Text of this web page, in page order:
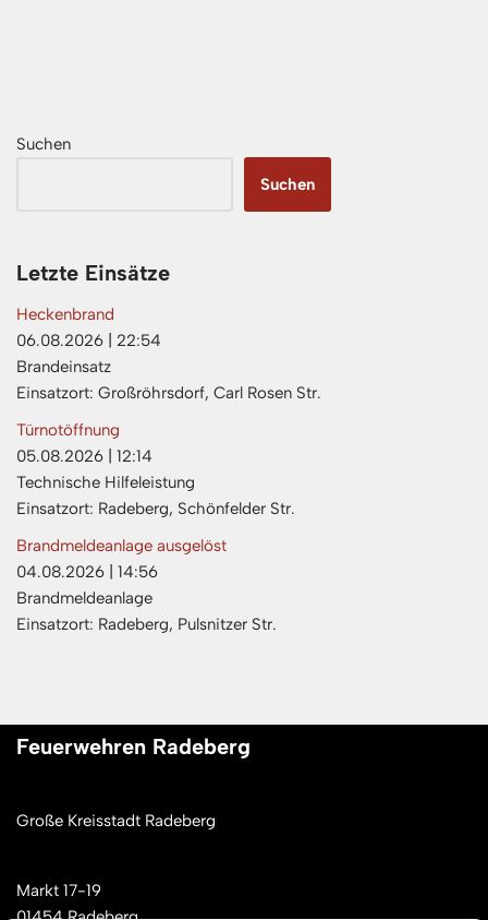
Suchen
Suchen
Letzte Einsätze
Heckenbrand
06.08.2026
22:54
Brandeinsatz
Einsatzort: Großröhrsdorf, Carl Rosen Str.
Türnotöffnung
05.08.2026
12:14
Technische Hilfeleistung
Einsatzort: Radeberg, Schönfelder Str.
Brandmeldeanlage ausgelöst
04.08.2026
14:56
Brandmeldeanlage
Einsatzort: Radeberg, Pulsnitzer Str.
Feuerwehren Radeberg
Große Kreisstadt Radeberg
Markt 17-19